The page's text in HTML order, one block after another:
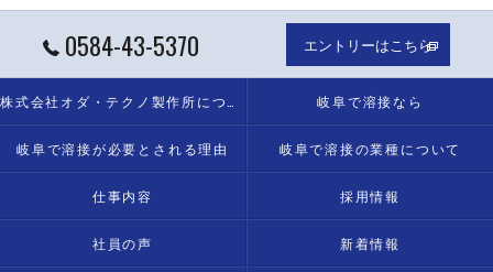
0584-43-5370 エントリーはこちら
岐阜で溶接なら
岐阜で溶接が必要とされる理由 岐阜で溶接の業種について
仕事内容 採用情報
社員の声 新着情報